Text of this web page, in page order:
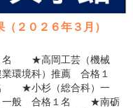
２０２６年３月）
名 ★高岡工芸（機械
境科）推薦 合格１
★小杉（総合科）一
一般 合格１名 ★南砺